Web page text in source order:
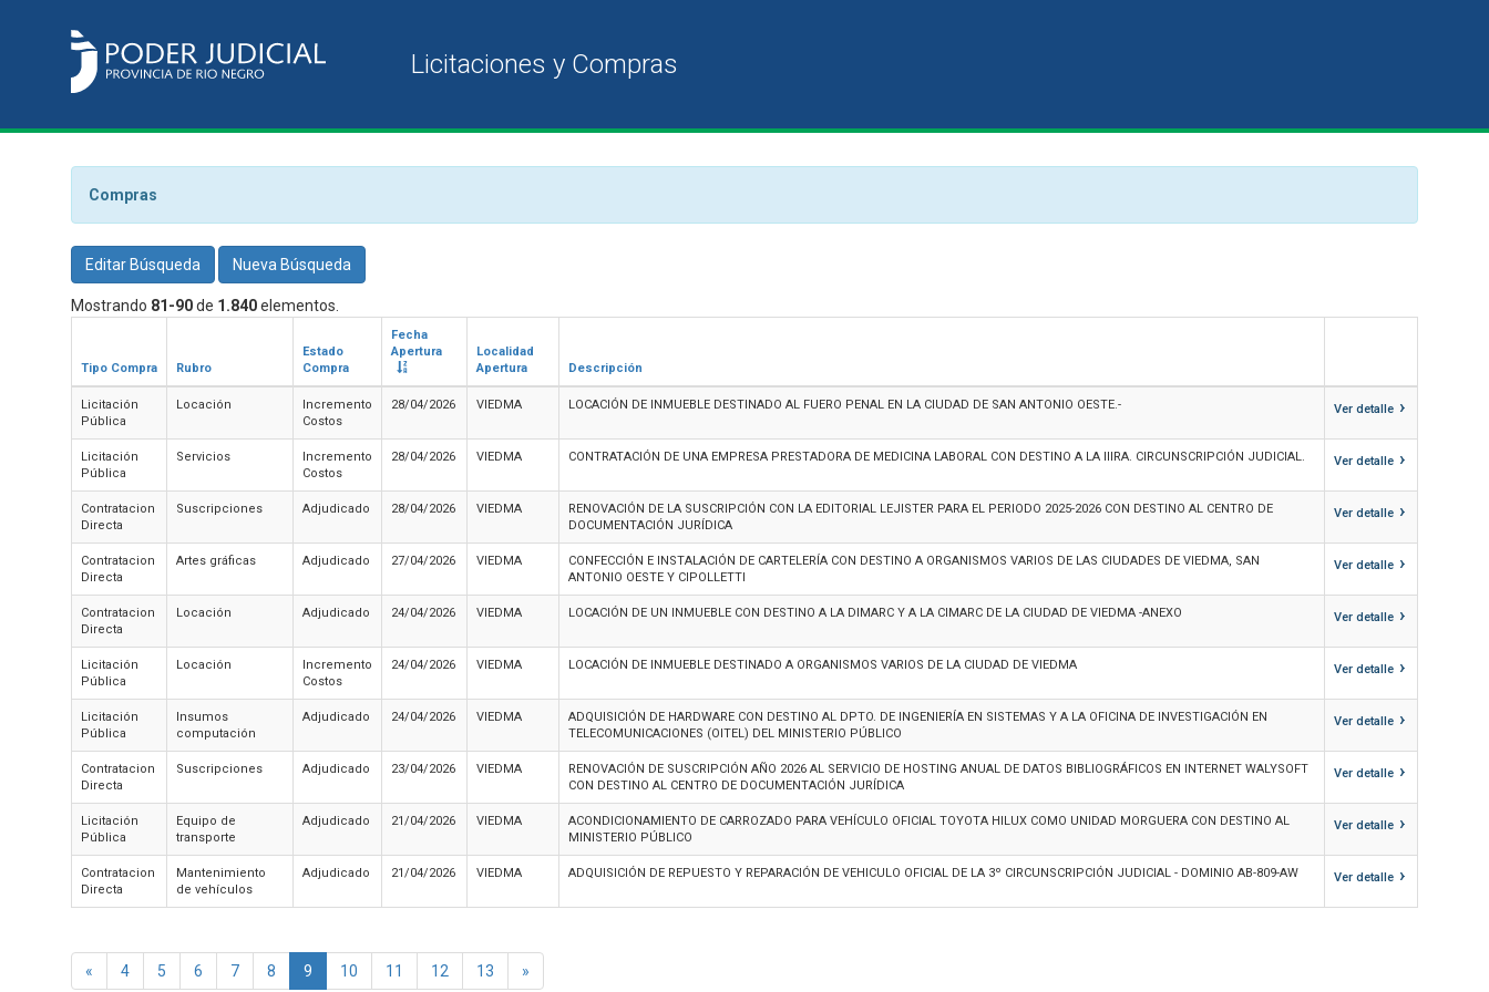
Compras
Editar Búsqueda Nueva Búsqueda
Mostrando 81-90de 1.840elementos.
Tipo Compra Rubro
Estado
Compra
Fecha
Apertura
Localidad
Apertura
Descripción
Licitación
Pública
Locación
Incremento
Costos
28/04/2026 VIEDMA LOCACIÓN DE INMUEBLE DESTINADO AL FUERO PENAL EN LA CIUDAD DE SAN ANTONIO OESTE.- Ver detalle ›
Licitación
Pública
Servicios
Incremento
Costos
28/04/2026 VIEDMA CONTRATACIÓN DE UNA EMPRESA PRESTADORA DE MEDICINA LABORAL CON DESTINO A LA IIIRA. CIRCUNSCRIPCIÓN JUDICIAL. Ver detalle ›
Contratacion
Directa
Suscripciones Adjudicado 28/04/2026 VIEDMA
RENOVACIÓN DE LA SUSCRIPCIÓN CON LA EDITORIAL LEJISTER PARA EL PERIODO 2025-2026 CON DESTINO AL CENTRO DE
DOCUMENTACIÓN JURÍDICA
Ver detalle ›
Contratacion
Directa
Artes gráficas Adjudicado 27/04/2026 VIEDMA
CONFECCIÓN E INSTALACIÓN DE CARTELERÍA CON DESTINO A ORGANISMOS VARIOS DE LAS CIUDADES DE VIEDMA, SAN
ANTONIO OESTE Y CIPOLLETTI
Ver detalle ›
Contratacion
Directa
Locación Adjudicado 24/04/2026 VIEDMA LOCACIÓN DE UN INMUEBLE CON DESTINO A LA DIMARC Y A LA CIMARC DE LA CIUDAD DE VIEDMA -ANEXO Ver detalle ›
Licitación
Pública
Locación
Incremento
Costos
24/04/2026 VIEDMA LOCACIÓN DE INMUEBLE DESTINADO A ORGANISMOS VARIOS DE LA CIUDAD DE VIEDMA Ver detalle ›
Licitación
Pública
Insumos
computación
Adjudicado 24/04/2026 VIEDMA
ADQUISICIÓN DE HARDWARE CON DESTINO AL DPTO. DE INGENIERÍA EN SISTEMAS Y A LA OFICINA DE INVESTIGACIÓN EN
TELECOMUNICACIONES (OITEL) DEL MINISTERIO PÚBLICO
Ver detalle ›
Contratacion
Directa
Suscripciones Adjudicado 23/04/2026 VIEDMA
RENOVACIÓN DE SUSCRIPCIÓN AÑO 2026 AL SERVICIO DE HOSTING ANUAL DE DATOS BIBLIOGRÁFICOS EN INTERNET WALYSOFT
CON DESTINO AL CENTRO DE DOCUMENTACIÓN JURÍDICA
Ver detalle ›
Licitación
Pública
Equipo de
transporte
Adjudicado 21/04/2026 VIEDMA
ACONDICIONAMIENTO DE CARROZADO PARA VEHÍCULO OFICIAL TOYOTA HILUX COMO UNIDAD MORGUERA CON DESTINO AL
MINISTERIO PÚBLICO
Ver detalle ›
Contratacion
Directa
Mantenimiento
de vehículos
Adjudicado 21/04/2026 VIEDMA ADQUISICIÓN DE REPUESTO Y REPARACIÓN DE VEHICULO OFICIAL DE LA 3º CIRCUNSCRIPCIÓN JUDICIAL - DOMINIO AB-809-AW Ver detalle ›
« 4 5 6 7 8 9 10 11 12 13 »